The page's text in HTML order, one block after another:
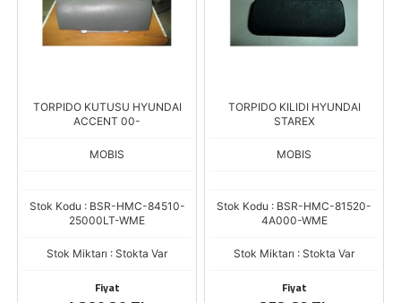
TORPIDO KUTUSU HYUNDAI
ACCENT 00-
MOBIS
Stok Kodu : BSR-HMC-84510-
25000LT-WME
Stok Miktarı : Stokta Var
Fiyat
TORPIDO KILIDI HYUNDAI
STAREX
MOBIS
Stok Kodu : BSR-HMC-81520-
4A000-WME
Stok Miktarı : Stokta Var
Fiyat